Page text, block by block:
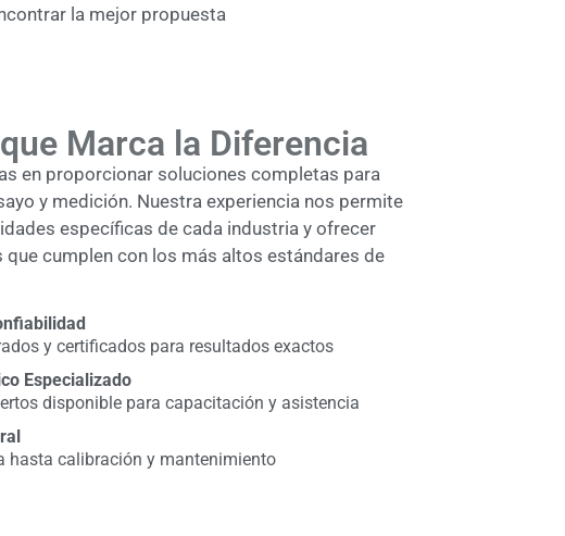
la mejor propuesta
Marca la Diferencia
en proporcionar soluciones completas para
y medición. Nuestra experiencia nos permite
específicas de cada industria y ofrecer
que cumplen con los más altos estándares de
y certificados para resultados exactos
Especializado
disponible para capacitación y asistencia
hasta calibración y mantenimiento